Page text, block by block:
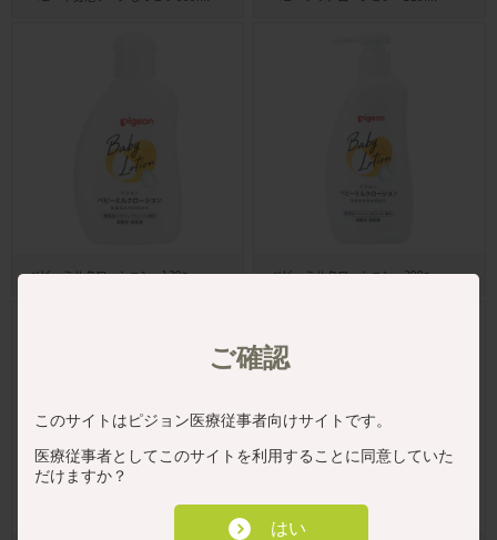
ベビーミルクローション 120g ベビーミルクローション 300g
ご確認
このサイトはピジョン医療従事者向けサイトです。
医療従事者としてこのサイトを利用することに同意していた
だけますか？
はい